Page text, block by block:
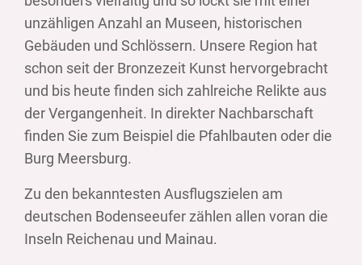
unzähligen Anzahl an Museen, historischen
Gebäuden und Schlössern. Unsere Region hat
schon seit der Bronzezeit Kunst hervorgebracht
und bis heute finden sich zahlreiche Relikte aus
der Vergangenheit. In direkter Nachbarschaft
finden Sie zum Beispiel die Pfahlbauten oder die
Burg Meersburg.
Zu den bekanntesten Ausflugszielen am
deutschen Bodenseeufer zählen allen voran die
Inseln Reichenau und Mainau.